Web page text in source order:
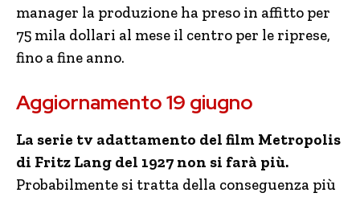
manager la produzione ha preso in affitto per
75 mila dollari al mese il centro per le riprese,
fino a fine anno.
Aggiornamento 19 giugno
La serie tv adattamento del film Metropolis
di Fritz Lang del 1927 non si farà più.
Probabilmente si tratta della conseguenza più